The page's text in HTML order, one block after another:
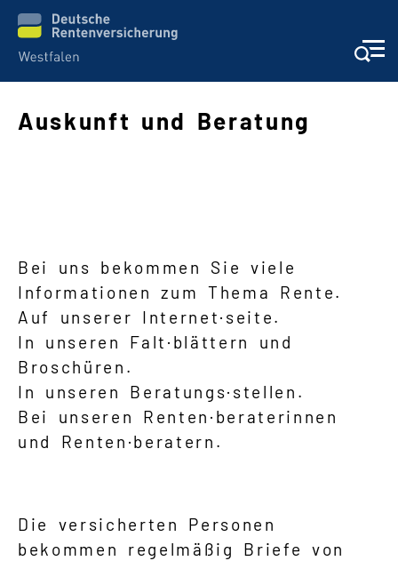
Auskunft und Beratung
Bei uns bekommen Sie viele
Informationen zum Thema Rente.
Auf unserer Internet·seite.
In unseren Falt·blättern und
Broschüren.
In unseren Beratungs·stellen.
Bei unseren Renten·beraterinnen
und Renten·beratern.
Die versicherten Personen
bekommen regelmäßig Briefe von